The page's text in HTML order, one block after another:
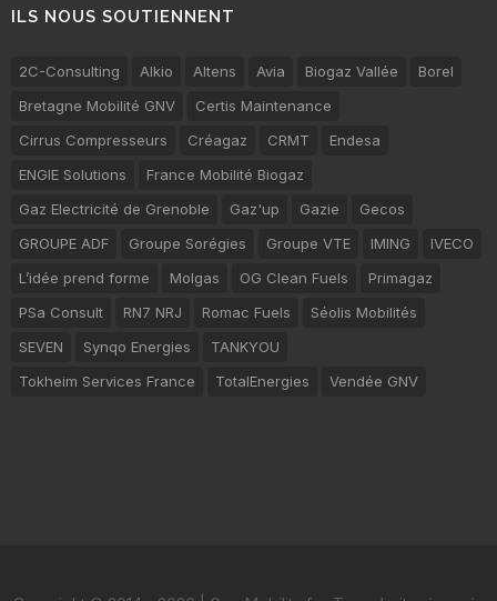
ILS NOUS SOUTIENNENT
2C-Consulting Alkio Altens Avia Biogaz Vallée
Borel
Bretagne Mobilité GNV
Certis Maintenance
Cirrus Compresseurs
Créagaz CRMT
Endesa
ENGIE Solutions
France Mobilité Biogaz
Gaz Electricité de Grenoble
Gaz'up Gazie
Gecos
GROUPE ADF
Groupe Sorégies Groupe VTE IMING
IVECO
L’idée prend forme
Molgas OG Clean Fuels
Primagaz
PSa Consult
RN7 NRJ Romac Fuels
Séolis Mobilités
SEVEN
Synqo Energies
TANKYOU
Tokheim Services France
TotalEnergies Vendée GNV